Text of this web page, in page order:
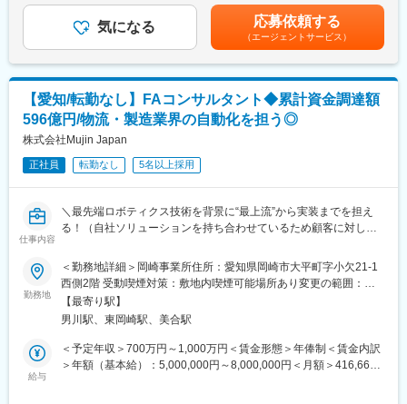
ー・システムズ社のプラチナパートナー（最高位）に認定されて
おります。
■業務詳細：
＜データ収集と分析＞
お客様の物流・製造体制の分析、物流・生産現場の実地調査、定
クライアントの業界や競合他社に関する情報を調査し、市場のト
レンドやベストプラクティスをまとめる
＜資料作成＞
プレゼンテーションやレポートを作成し、クライアントにとって
分かりやすい資料を提供する
～～～独り立ち後～～～
・中長期の物流・製造将来構想（ロードマップ策定・KPI設定等）
の策定支援・実行伴走
・お客様の物流体制・生産体制の現状調査。具体的には、定量デ
び物流・生産現場の実地調査
・現行物流スキームの改善、及び新規スキームの要件定義から構
築、運用までの伴走
・その他案件に付随するコンサルタント業務
■ポジション魅力
◎元BCGの戦略コンサルタントやEY、Amazonなど、さまざまな
金額であり、選考を通じて上下する可能性があります。月給(月額)
は固定手当を含めた表記です。
気になる 応募依頼する
（エージェントサービス）
【愛知/転勤なし】FAコンサルタント◆累計資金調達額
596億円/物流・製造業界の自動化を担う◎
株式会社Mujin Japan
正社員 転勤なし 5名以上採用
仕事内容
＼最先端ロボティクス技術を背景に“最上流”から実装までを担え
る！（自社ソリューションを持ち合わせているため顧客に対して
ーバル企業！／累計調達596億円超のNEXTユニコーン企業／～
■業務概要：
大手製造業や物流業を対象に、工場や倉庫などSCMの現場課題の
深堀りから構想策定、導入支援までを一気通貫でリード頂くコン
サルタントの募集です。
※未経験の方は先輩コンサルタントのサポートを行い、各種業務分
勤務地
＜勤務地詳細＞岡崎事業所住所：愛知県岡崎市大平町字小欠21-1
西側2階 受動喫煙対策：敷地内喫煙可能場所あり変更の範囲：会
社の定める事業所
【最寄り駅】
男川駅、東岡崎駅、美合駅
給与
＜予定年収＞700万円～1,000万円＜賃金形態＞年俸制＜賃金内訳
＞年額（基本給）：5,000,000円～8,000,000円＜月額＞416,666